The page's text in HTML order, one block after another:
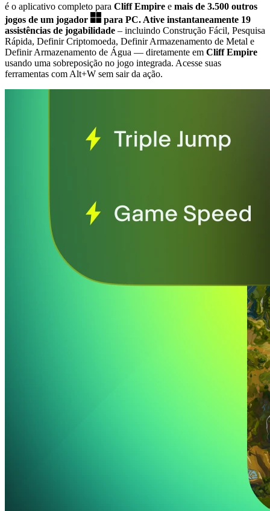
é o aplicativo completo para Cliff Empire e mais de 3.500 outros
jogos de um jogador
para PC. Ative instantaneamente 19
assistências de jogabilidade – incluindo Construção Fácil, Pesquisa
Rápida, Definir Criptomoeda, Definir Armazenamento de Metal e
Definir Armazenamento de Água — diretamente em Cliff Empire
usando uma sobreposição no jogo integrada. Acesse suas
ferramentas com Alt+W sem sair da ação.